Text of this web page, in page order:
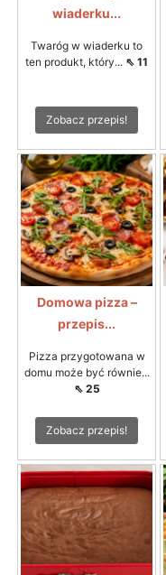
wiaderku...
Twaróg w wiaderku to
ten produkt, który... ⇖ 11
Zobacz przepis!
Domowa pizza –
przepis...
Pizza przygotowana w
domu może być równie...
⇖ 25
Zobacz przepis!